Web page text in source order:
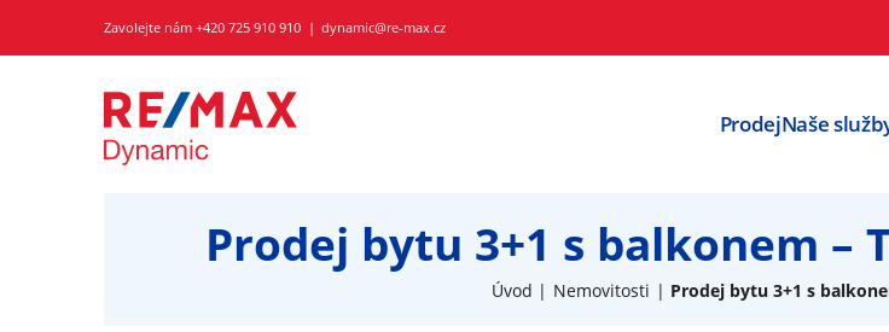
Zavolejte nám +420 725 910 910 dynamic@re-max.cz
ProdejNaše
Prodej bytu 3+1 s balkonem –
Úvod Nemovitosti Prodej bytu 3+1 s